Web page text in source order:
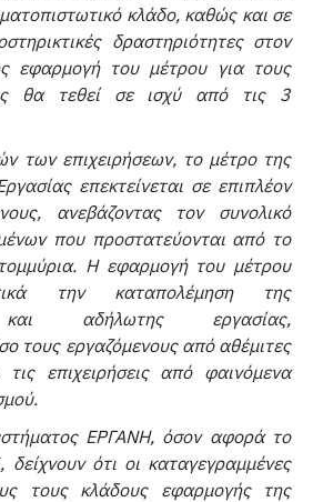
κλάδο, καθώς και σε
δραστηριότητες στον
εφαρμογή του μέτρου για τους
θα τεθεί σε ισχύ από τις 3
των επιχειρήσεων, το μέτρο της
επεκτείνεται σε επιπλέον
ανεβάζοντας τον συνολικό
που προστατεύονται από το
Η εφαρμογή του μέτρου
την καταπολέμηση της
και αδήλωτης εργασίας,
τους εργαζόμενους από αθέμιτες
επιχειρήσεις από φαινόμενα
ΕΡΓΑΝΗ, όσον αφορά το
ότι οι καταγεγραμμένες
τους κλάδους εφαρμογής της